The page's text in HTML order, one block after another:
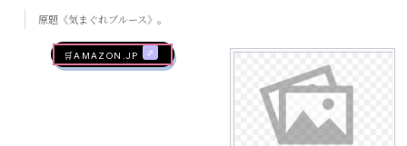
原题《気まぐれブルース》。
🛒AMAZON.jp